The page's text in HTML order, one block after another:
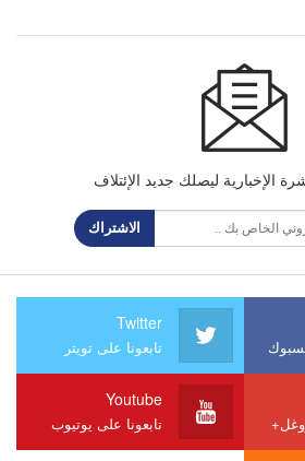
الإخبارية ليصلك جديد الإئتلاف
الاشتراك
Twitter
تابعونا على تويتر
Youtube
تابعونا على يوتيوب